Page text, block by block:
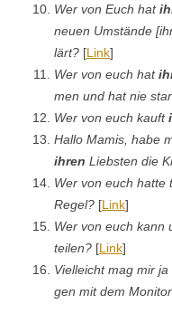
Wer von Euch hat
neuen Umstände
lärt? [Link]
Wer von euch hat
men und hat nie
Wer von euch kauft
Hal­lo Mamis, habe
ihren Lieb­sten die
Wer von euch hat­te
Regel? [Link]
Wer von euch kann
teilen? [Link]
Vielle­icht mag mir
gen mit dem